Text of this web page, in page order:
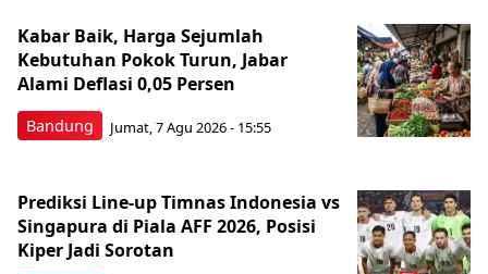
Bandung
Kabar Baik, Harga Sejumlah
Kebutuhan Pokok Turun, Jabar
Alami Deflasi 0,05 Persen
Jumat, 7 Agu 2026 - 15:55
Prediksi Line-up Timnas Indonesia vs
Singapura di Piala AFF 2026, Posisi
Kiper Jadi Sorotan